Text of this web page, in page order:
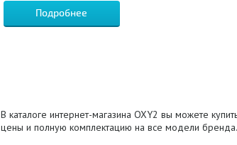
Подробнее
В каталоге интернет-магазина OXY2 вы можете
цены и полную комплектацию на все модели бренда.